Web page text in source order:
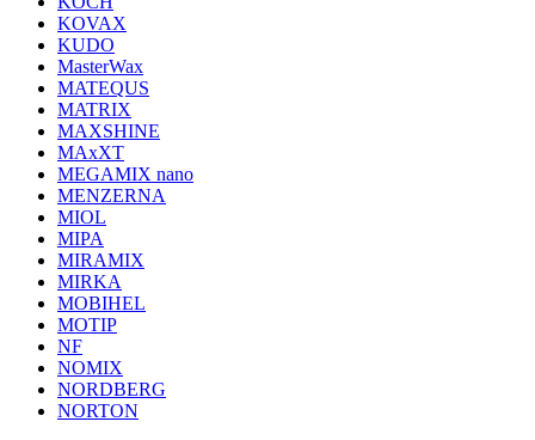
KOVAX
KUDO
MasterWax
MATEQUS
MATRIX
MAXSHINE
MAxXT
MEGAMIX nano
MENZERNA
MIOL
MIPA
MIRAMIX
MIRKA
MOBIHEL
MOTIP
NF
NOMIX
NORDBERG
NORTON